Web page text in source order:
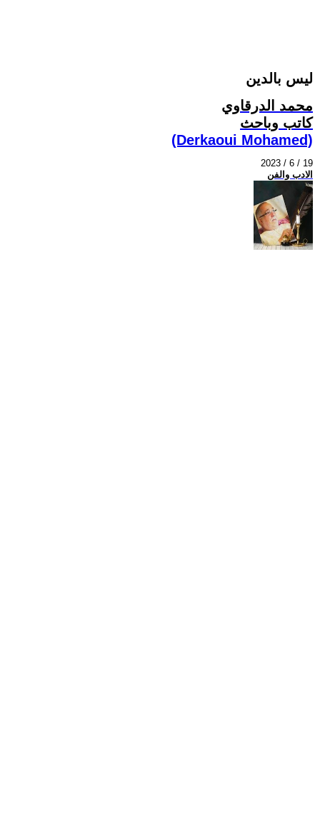
ليس بالدين
محمد الدرقاوي
كاتب وباحث
(Derkaoui Mohamed)
2023 / 6 / 19
الادب والفن